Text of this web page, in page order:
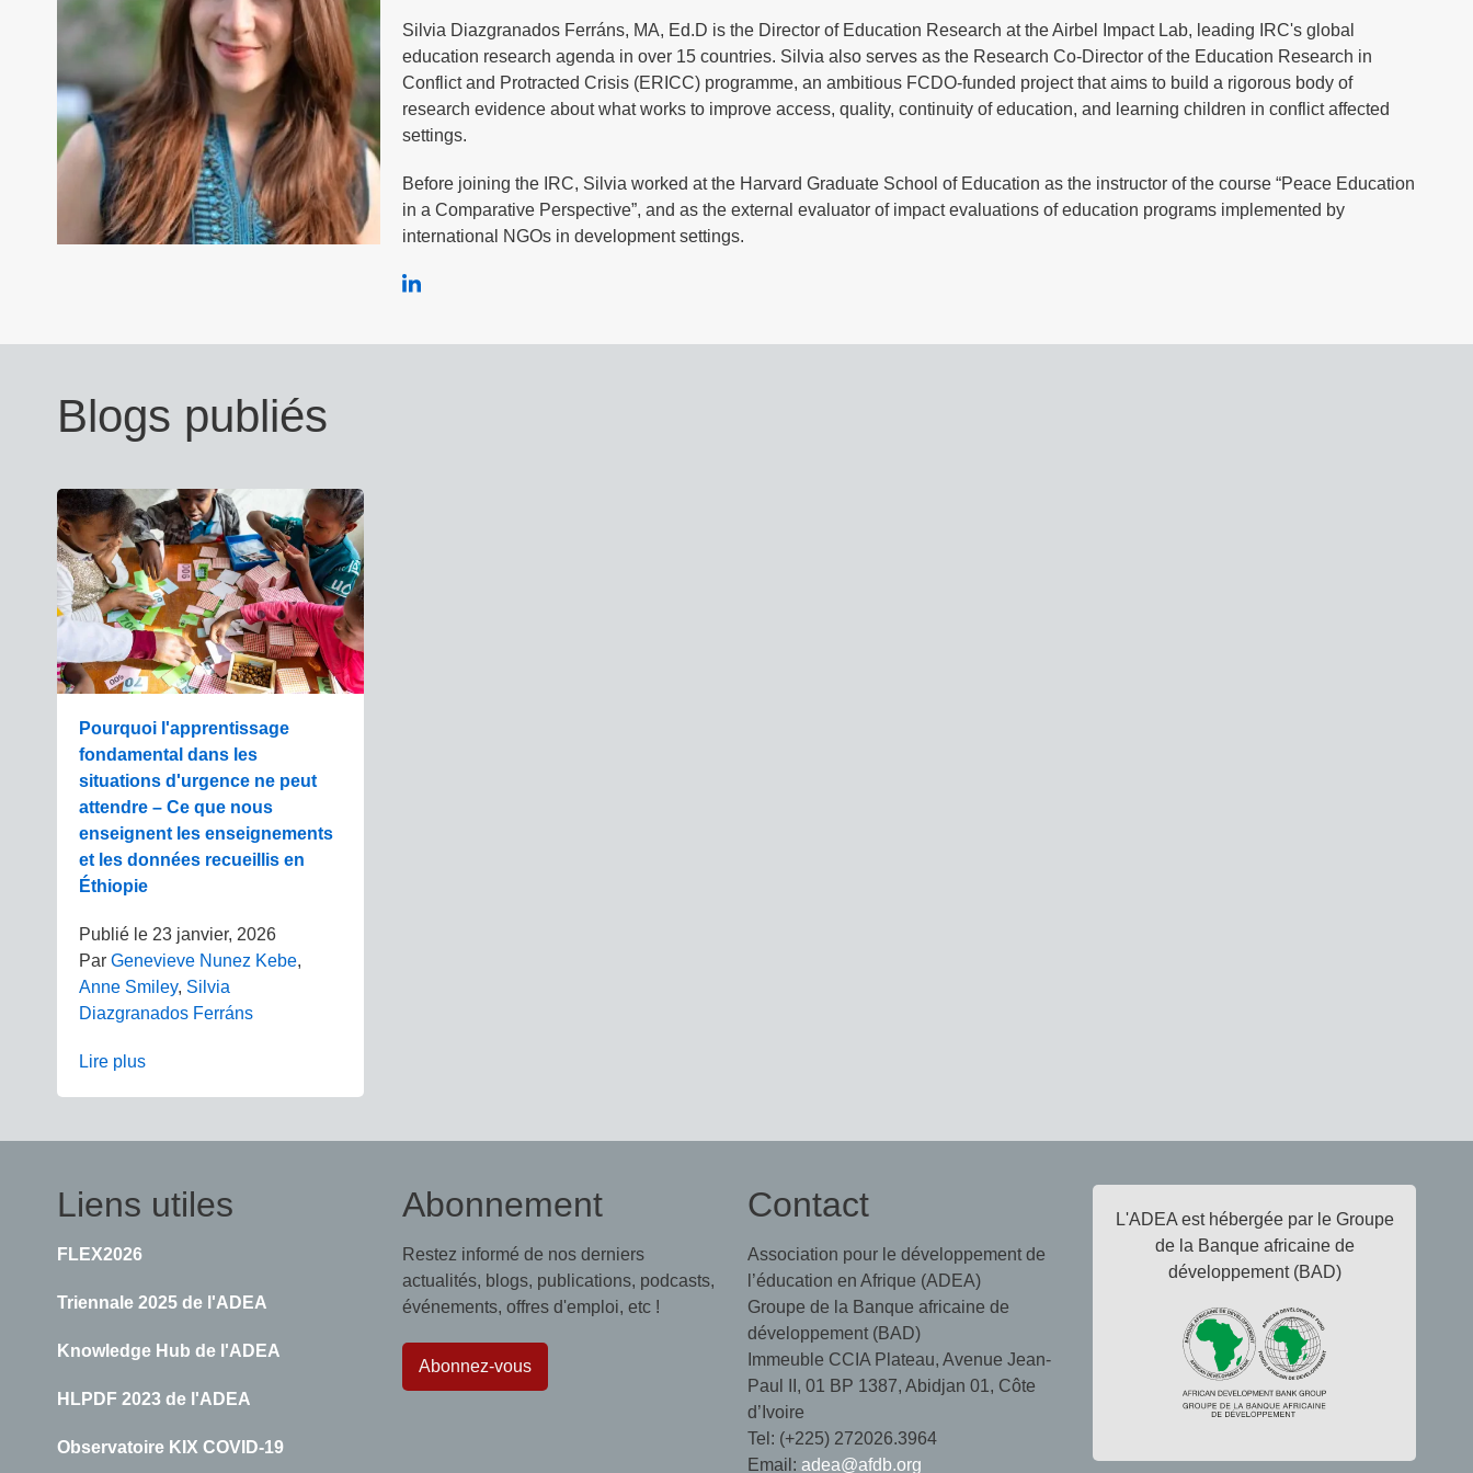
Silvia Diazgranados Ferráns, MA, Ed.D is the Director of Education Research at the Airbel Impact Lab, leading IRC's global
education research agenda in over 15 countries. Silvia also serves as the Research Co-Director of the Education Research in
Conflict and Protracted Crisis (ERICC) programme, an ambitious FCDO-funded project that aims to build a rigorous body of
research evidence about what works to improve access, quality, continuity of education, and learning children in conflict affected
settings.
Before joining the IRC, Silvia worked at the Harvard Graduate School of Education as the instructor of the course “Peace Education
in a Comparative Perspective”, and as the external evaluator of impact evaluations of education programs implemented by
international NGOs in development settings.
Blogs publiés
Pourquoi l'apprentissage
fondamental dans les
situations d'urgence ne peut
attendre – Ce que nous
enseignent les enseignements
et les données recueillis en
Éthiopie
Publié le 23 janvier, 2026
Par Genevieve Nunez Kebe,
Anne Smiley, Silvia
Diazgranados Ferráns
Lire plus
Liens utiles
FLEX2026
Triennale 2025 de l'ADEA
Knowledge Hub de l'ADEA
HLPDF 2023 de l'ADEA
Observatoire KIX COVID-19
Abonnement
Restez informé de nos derniers
actualités, blogs, publications, podcasts,
événements, offres d'emploi, etc !
Abonnez-vous
Contact
Association pour le développement de
l’éducation en Afrique (ADEA)
Groupe de la Banque africaine de
développement (BAD)
Immeuble CCIA Plateau, Avenue Jean-
Paul II, 01 BP 1387, Abidjan 01, Côte
d’Ivoire
Tel: (+225) 272026.3964
Email: adea@afdb.org
L'ADEA est hébergée par le Groupe
de la Banque africaine de
développement (BAD)